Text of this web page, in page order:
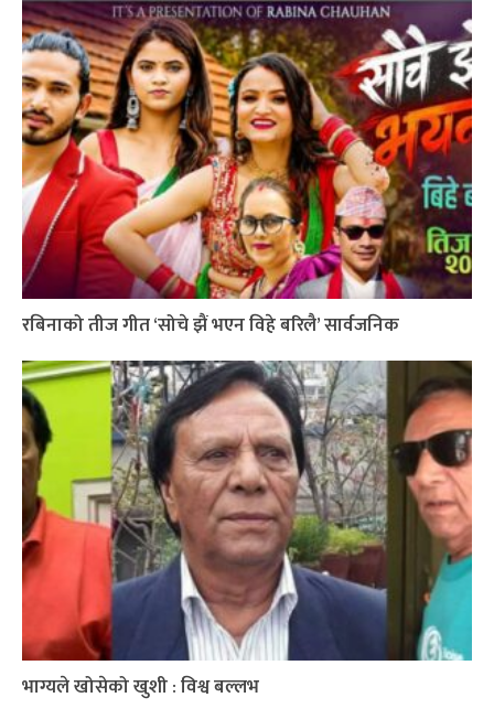
रबिनाको तीज गीत ‘सोचे झैं भएन विहे बरिलै’ सार्वजनिक
भाग्यले खोसेको खुशी : विश्व बल्लभ